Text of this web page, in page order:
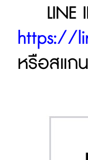
LINE
https://
หรือสแก